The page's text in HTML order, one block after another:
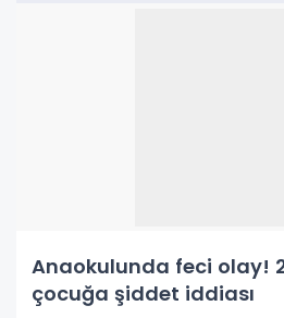
Anaokulunda feci olay!
çocuğa şiddet iddiası